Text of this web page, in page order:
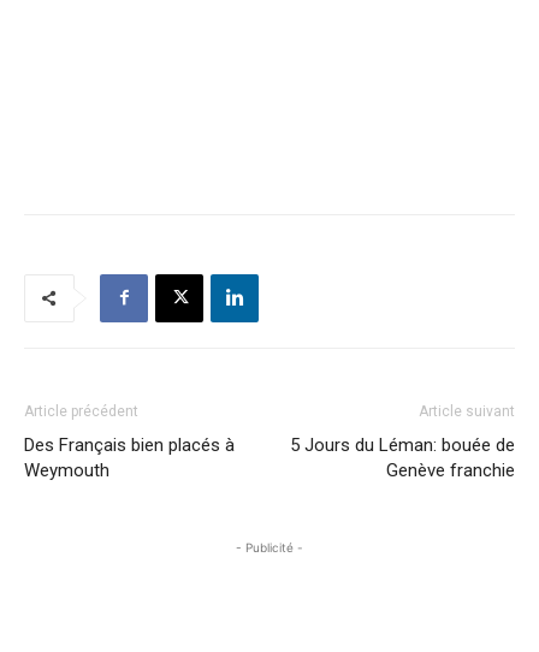
Article précédent
Des Français bien placés à
Weymouth
Article suivant
5 Jours du Léman: bouée de
Genève franchie
- Publicité -